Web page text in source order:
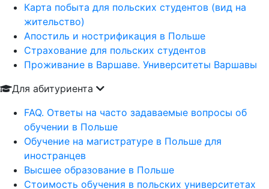
Карта побыта для польских студентов (вид на
жительство)
Апостиль и нострификация в Польше
Страхование для польских студентов
Проживание в Варшаве. Университеты Варшавы
Для абитуриента
FAQ. Ответы на часто задаваемые вопросы об
обучении в Польше
Обучение на магистратуре в Польше для
иностранцев
Высшее образование в Польше
Стоимость обучения в польских университетах